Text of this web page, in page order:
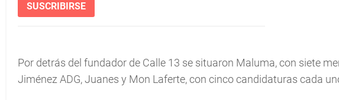
SUSCRIBIRSE
Por detrás del fundador de Calle 13 se situaron Maluma, con siete
Jiménez ADG, Juanes y Mon Laferte, con cinco candidaturas cada